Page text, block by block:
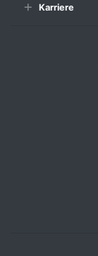
Karriere